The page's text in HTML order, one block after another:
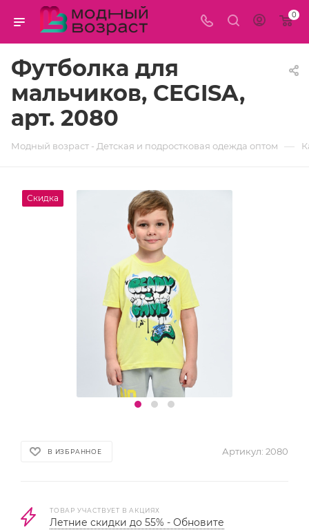
0
Футболка для
мальчиков, CEGISA,
арт. 2080
Модный возраст - Детская и подростковая одежда оптом —
Скидка
В ИЗБРАННОЕ Артикул: 2080
ТОВАР УЧАСТВУЕТ В АКЦИЯХ
Летние скидки до 55% - Обновите